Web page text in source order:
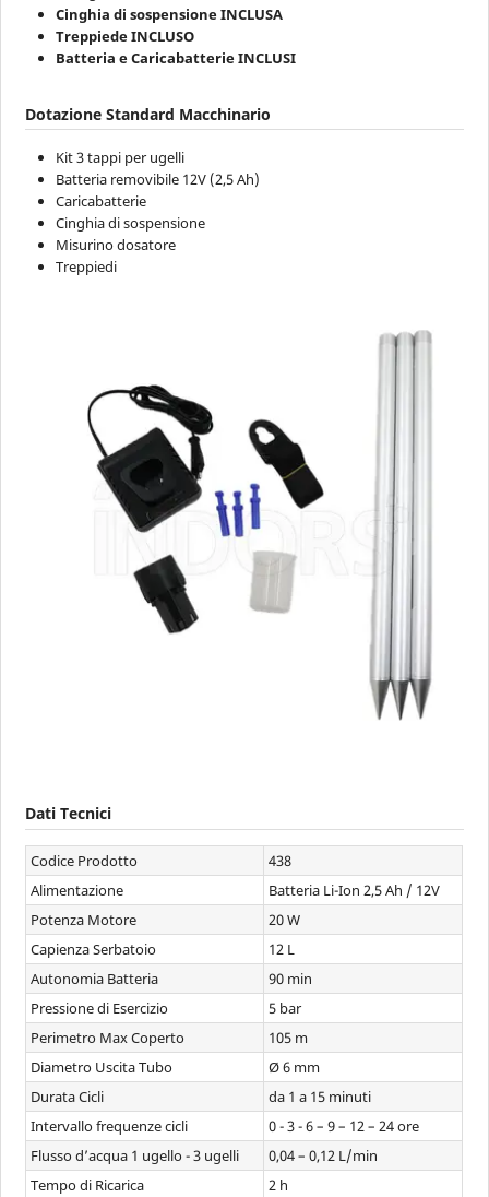
Cinghia di sospensione INCLUSA
Treppiede INCLUSO
Batteria e Caricabatterie INCLUSI
Dotazione Standard Macchinario
Kit 3 tappi per ugelli
Batteria removibile 12V (2,5 Ah)
Caricabatterie
Cinghia di sospensione
Misurino dosatore
Treppiedi
Dati Tecnici
Codice Prodotto
438
Alimentazione
Batteria Li-Ion 2,5 Ah / 12V
Potenza Motore
20 W
Capienza Serbatoio
12 L
Autonomia Batteria
90 min
Pressione di Esercizio
5 bar
Perimetro Max Coperto
105 m
Diametro Uscita Tubo
Ø 6 mm
Durata Cicli
da 1 a 15 minuti
Intervallo frequenze cicli
0 - 3 - 6 – 9 – 12 – 24 ore
Flusso d’acqua 1 ugello - 3 ugelli
0,04 – 0,12 L/min
Tempo di Ricarica
2 h